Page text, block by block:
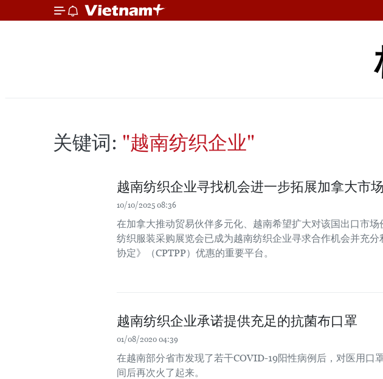
关键词: "越南纺织企业"
越南纺织企业寻找机会进一步拓展加拿大市场
10/10/2025 08:36
在加拿大推动贸易伙伴多元化、越南希望扩大对该国出口市
纺织服装采购展览会已成为越南纺织企业寻求合作机会并充
协定》（CPTPP）优惠的重要平台。
越南纺织企业承诺提供充足的抗菌布口罩
01/08/2020 04:39
在越南部分省市发现了若干COVID-19阳性病例后，对医用口
间后再次火了起来。